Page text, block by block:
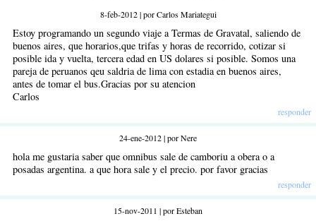
8-feb-2012 | por Carlos Mariategui
Estoy programando un segundo viaje a Termas de Gravatal, saliendo de
buenos aires, que horarios,que trifas y horas de recorrido, cotizar si
posible ida y vuelta, tercera edad en US dolares si posible. Somos una
pareja de peruanos qeu saldria de lima con estadia en buenos aires,
antes de tomar el bus.Gracias por su atencion
Carlos
responder
24-ene-2012 | por Nere
hola me gustaria saber que omnibus sale de camboriu a obera o a
posadas argentina. a que hora sale y el precio. por favor gracias
responder
15-nov-2011 | por Esteban